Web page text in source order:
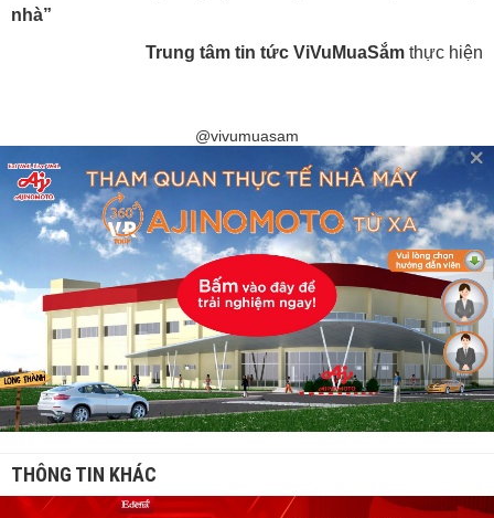
nhà”
Trung tâm tin tức ViVuMuaSắm thực hiện
@vivumuasam
THÔNG TIN KHÁC